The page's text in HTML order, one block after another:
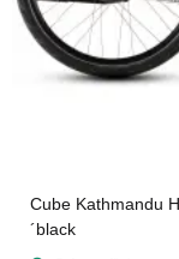
Cube Kathmandu
´black